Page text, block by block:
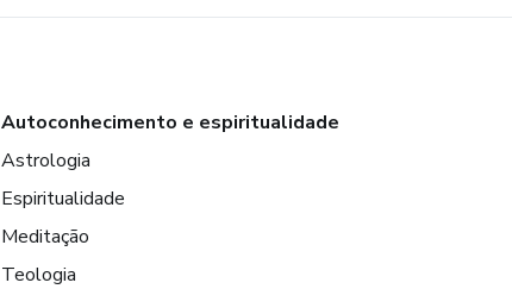
Autoconhecimento e espiritualidade
Astrologia
Espiritualidade
Meditação
Teologia